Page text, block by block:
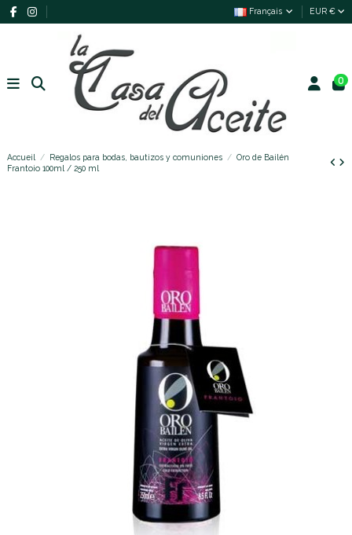
Français EUR €
0
Accueil Regalos para bodas, bautizos y comuniones
Oro de Bailén
Frantoio 100ml / 250 ml